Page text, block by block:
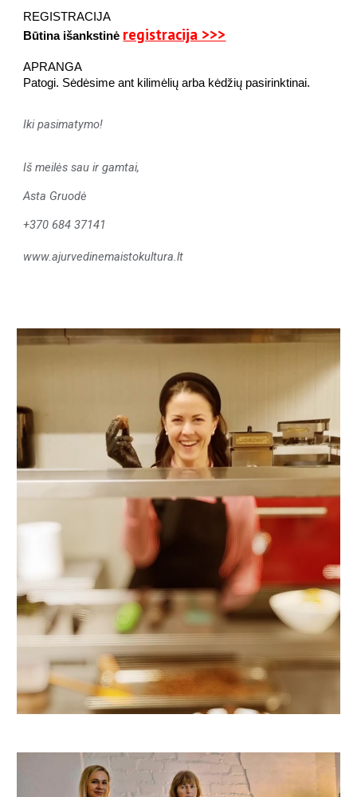
REGISTRACIJA
Būtina išankstinė registracija >>>
APRANGA
Patogi. Sėdėsime ant kilimėlių arba kėdžių pasirinktinai.
Iki pasimatymo!
Iš meilės sau ir gamtai,
Asta Gruodė
+370 684 37141
www.ajurvedinemaistokultura.lt